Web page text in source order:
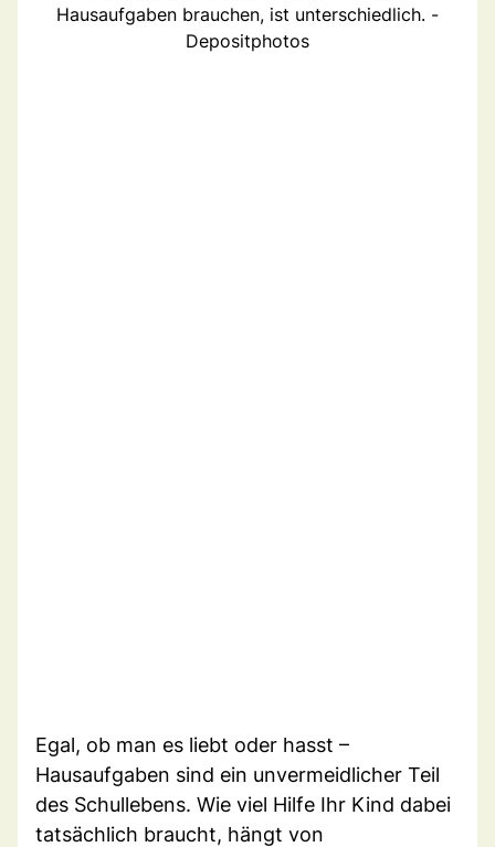
Hausaufgaben brauchen, ist unterschiedlich. -
Depositphotos
Egal, ob man es liebt oder hasst –
Hausaufgaben sind ein unvermeidlicher Teil
des Schullebens. Wie viel Hilfe Ihr Kind dabei
tatsächlich braucht, hängt von